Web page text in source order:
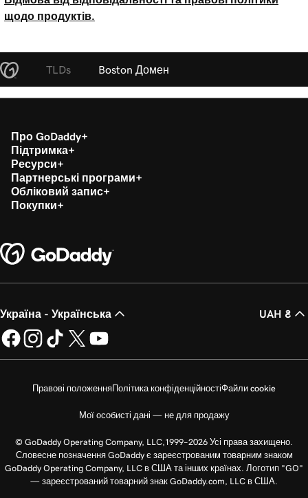
щодо продуктів.
TLDs Boston Домен
Про GoDaddy
Підтримка
Ресурси
Партнерські програми
Обліковий запис
Покупки
Україна - Українська UAH ₴
Правові положенняПолітика конфіденційностіФайли cookie
Мої особисті дані — не для продажу
© GoDaddy Operating Company, LLC,1999–2026 Усі права захищено.
Словесне позначення GoDaddy є зареєстрованим товарним знаком
GoDaddy Operating Company, LLC в США та інших країнах. Логотип "GO"
— зареєстрований товарний знак GoDaddy.com, LLC в США.